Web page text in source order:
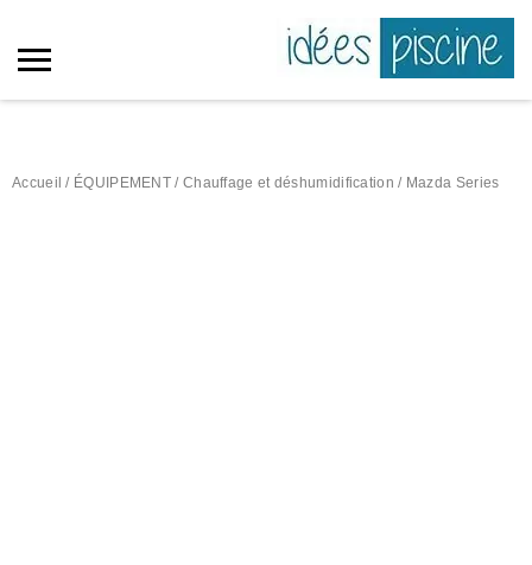
Accueil / ÉQUIPEMENT / Chauffage et déshumidification / Mazda Series